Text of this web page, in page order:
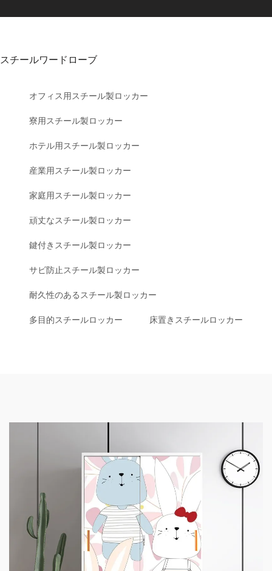
スチールワードローブ
オフィス用スチール製ロッカー
寮用スチール製ロッカー
ホテル用スチール製ロッカー
産業用スチール製ロッカー
家庭用スチール製ロッカー
頑丈なスチール製ロッカー
鍵付きスチール製ロッカー
サビ防止スチール製ロッカー
耐久性のあるスチール製ロッカー
多目的スチールロッカー 床置きスチールロッカー